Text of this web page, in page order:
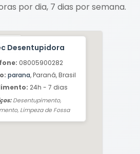
por dia, 7 dias por semana.
Desentupidora
08005900282
parana, Paraná, Brasil
24h - 7 dias
Desentupimento,
Limpeza de Fossa